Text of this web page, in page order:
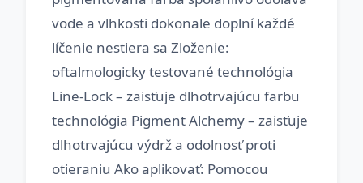
vode a vlhkosti dokonale doplní každé
líčenie nestiera sa Zloženie:
oftalmologicky testované technológia
Line-Lock – zaisťuje dlhotrvajúcu farbu
technológia Pigment Alchemy – zaisťuje
dlhotrvajúcu výdrž a odolnosť proti
otieraniu Ako aplikovať: Pomocou